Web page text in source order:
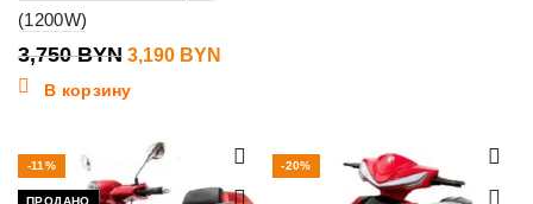
(1200W)
3,750BYN 3,190 BYN
В корзину
-11%
ПРОДАНО
-20%